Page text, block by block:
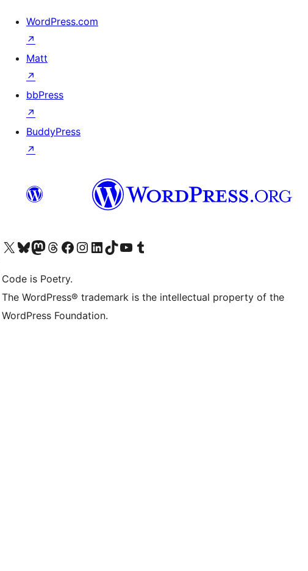
WordPress.com
↗
Matt
↗
bbPress
↗
BuddyPress
↗
Visit our X (formerly Twitter) account
Visit our Bluesky account
Visit our Mastodon account
Visit our Threads account
Visit our Facebook page
Visit our Instagram account
Visit our LinkedIn account
Visit our TikTok account
Visit our YouTube channel
Visit our Tumblr account
Code is Poetry.
The WordPress® trademark is the intellectual property of the
WordPress Foundation.